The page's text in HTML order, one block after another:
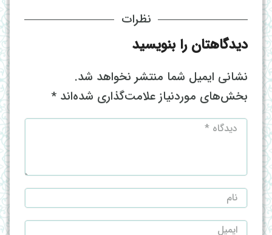
نظرات
دیدگاهتان را بنویسید
نشانی ایمیل شما منتشر نخواهد شد.
بخش‌های موردنیاز علامت‌گذاری شده‌اند *